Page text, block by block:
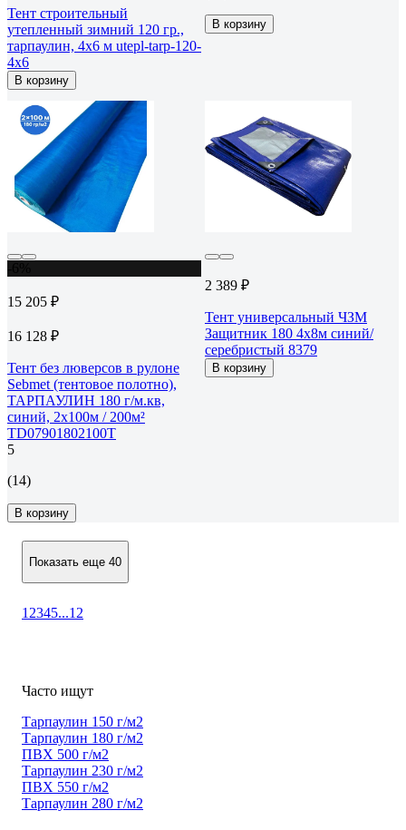
Тент строительный
утепленный зимний 120 гр.,
тарпаулин, 4x6 м utepl-tarp-120-
4x6
В корзину
В корзину
15 205 ₽
16 128 ₽
Тент без люверсов в рулоне
Sebmet (тентовое полотно),
ТАРПАУЛИН 180 г/м.кв,
синий, 2x100м / 200м²
TD07901802100Т
5
(14)
В корзину
2 389 ₽
Тент универсальный ЧЗМ
Защитник 180 4х8м синий/
серебристый 8379
В корзину
Показать еще 40
1 2345...12
Часто ищут
Тарпаулин 150 г/м2
Тарпаулин 180 г/м2
ПВХ 500 г/м2
Тарпаулин 230 г/м2
ПВХ 550 г/м2
Тарпаулин 280 г/м2